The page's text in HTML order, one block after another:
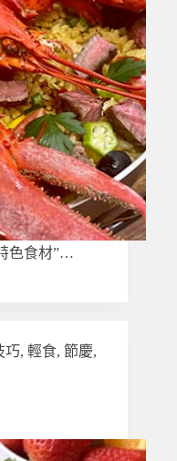
色食材”…
巧, 輕食, 節慶,